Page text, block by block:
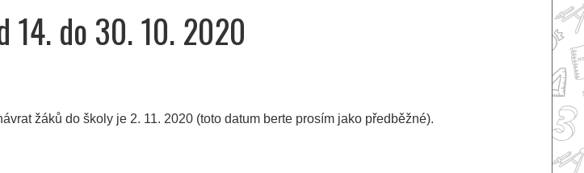
14. do 30. 10. 2020
žáků do školy je 2. 11. 2020 (toto datum berte prosím jako předběžné).